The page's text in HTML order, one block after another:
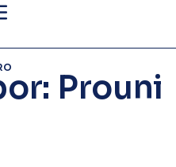
Prouni